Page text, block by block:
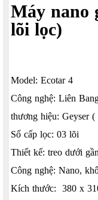
Máy nano
lõi lọc)
Model: Ecotar 4
Công nghệ: Liên
thương hiệu: Geyser (
Số cấp lọc: 03 lõi
Thiết kế: treo dưới
Công nghệ: Nano,
Kích thước: 380 x